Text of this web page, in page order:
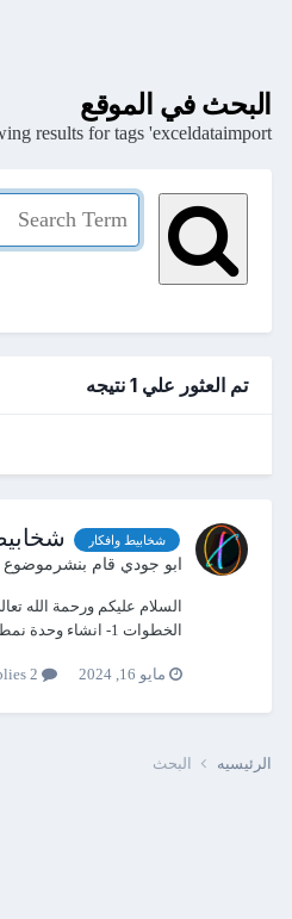
البحث في الموقع
results for tags 'exceldataimport'.
تم العثور علي 1 نتيجه
شخابيط وافكار
ابو جودي قام
السلام عليكم ورحمة الله
الخطوات 1- انشاء وحدة نمطية عامة ليسهل استدعاء الدوال منها فى شتى زوايا التطبيق...
مايو 16, 2024
الرئيسيه البحث